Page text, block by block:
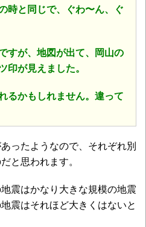
時と同じで、ぐわ〜ん、ぐ
すが、地図が出て、岡山の
印が見えました。
るかもしれません。違って
ったようなので、それぞれ別
と思われます。
震はかなり大きな規模の地震
震はそれほど大きくはないと